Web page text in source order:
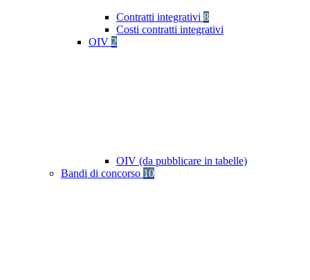
Contratti integrativi 8
Costi contratti integrativi
OIV 2
OIV (da pubblicare in tabelle)
Bandi di concorso 10